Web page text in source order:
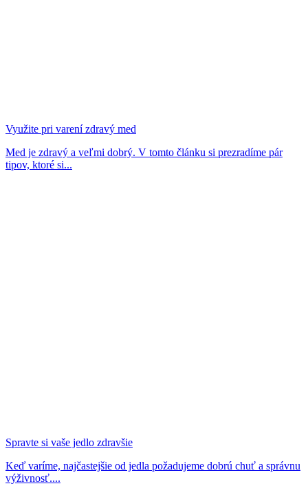
Využite pri varení zdravý med
Med je zdravý a veľmi dobrý. V tomto článku si prezradíme pár
tipov, ktoré si...
Spravte si vaše jedlo zdravšie
Keď varíme, najčastejšie od jedla požadujeme dobrú chuť a správnu
výživnosť....